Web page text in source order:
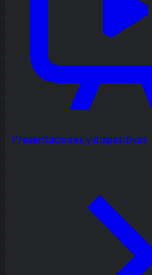
Presentaciones y diapositivas